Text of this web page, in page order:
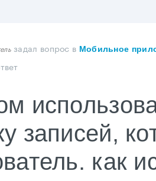
задал вопрос в Мобильное
записей,
как